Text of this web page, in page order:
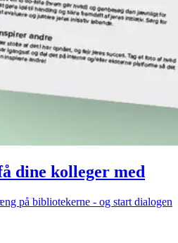
dine kolleger med
på bibliotekerne - og start dialogen